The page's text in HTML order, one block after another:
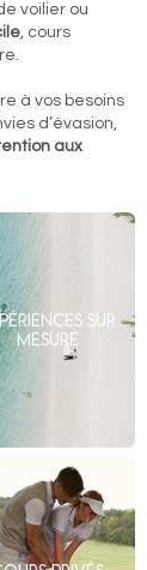
voilier ou
, cours
à vos besoins
d’évasion,
aux
sur
mesure